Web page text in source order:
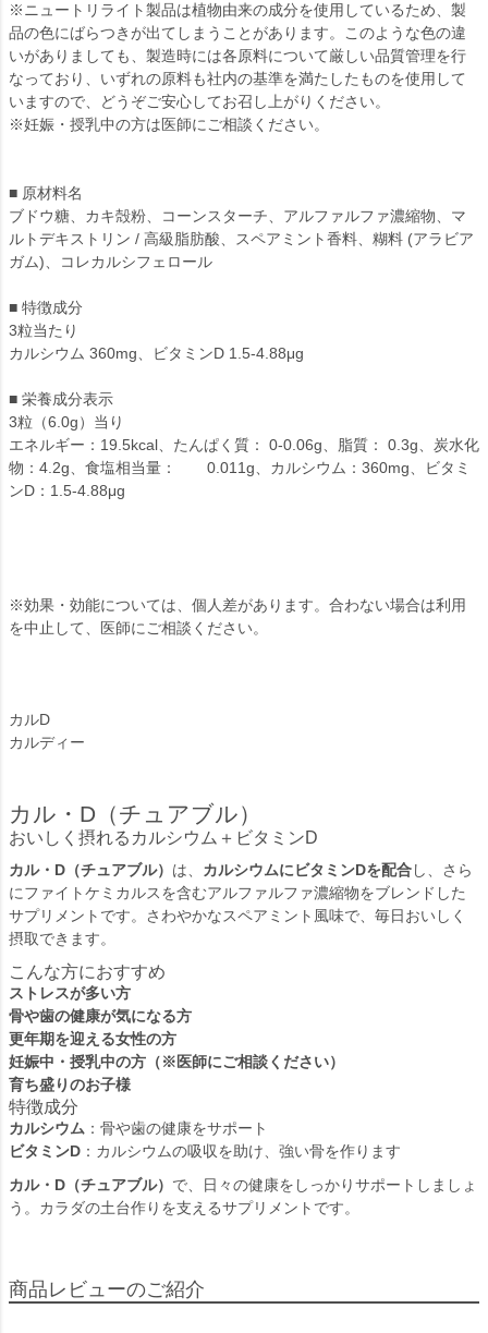
※ニュートリライト製品は植物由来の成分を使用しているため、製
品の色にばらつきが出てしまうことがあります。このような色の違
いがありましても、製造時には各原料について厳しい品質管理を行
なっており、いずれの原料も社内の基準を満たしたものを使用して
いますので、どうぞご安心してお召し上がりください。
※妊娠・授乳中の方は医師にご相談ください。
■ 原材料名
ブドウ糖、カキ殻粉、コーンスターチ、アルファルファ濃縮物、マ
ルトデキストリン / 高級脂肪酸、スペアミント香料、糊料 (アラビア
ガム)、コレカルシフェロール
■ 特徴成分
3粒当たり
カルシウム 360mg、ビタミンD 1.5-4.88μg
■ 栄養成分表示
3粒（6.0g）当り
エネルギー：19.5kcal、たんぱく質： 0-0.06g、脂質： 0.3g、炭水化
物：4.2g、食塩相当量： 0.011g、カルシウム：360mg、ビタミ
ンD：1.5-4.88μg
※効果・効能については、個人差があります。合わない場合は利用
を中止して、医師にご相談ください。
カルD
カルディー
カル・D（チュアブル）
おいしく摂れるカルシウム＋ビタミンD
カル・D（チュアブル） は、 カルシウムにビタミンDを配合し、さら
にファイトケミカルスを含むアルファルファ濃縮物をブレンドした
サプリメントです。さわやかなスペアミント風味で、毎日おいしく
摂取できます。
こんな方におすすめ
ストレスが多い方
骨や歯の健康が気になる方
更年期を迎える女性の方
妊娠中・授乳中の方（※医師にご相談ください）
育ち盛りのお子様
特徴成分
カルシウム ：骨や歯の健康をサポート
ビタミンD ：カルシウムの吸収を助け、強い骨を作ります
カル・D（チュアブル） で、日々の健康をしっかりサポートしましょ
う。カラダの土台作りを支えるサプリメントです。
商品レビューのご紹介